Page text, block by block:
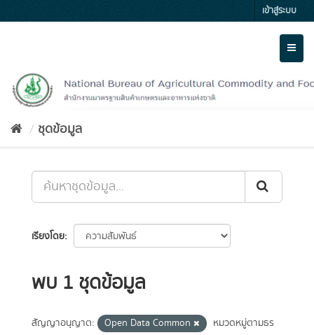
to
เข้าสู่ระบบ
ชุดข้อมูล
เรียงโดย
พบ 1 ชุดข้อมูล
สัญญาอนุญาต: Open Data Common
หมวดหมู่ตามธร